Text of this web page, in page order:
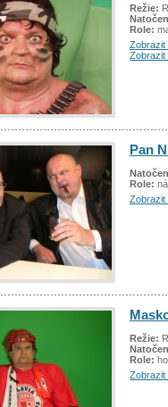
Režie:
Role:
Zobrazit
Zobrazit
Pan
Role:
Zobrazit
Režie:
Role:
Zobrazit